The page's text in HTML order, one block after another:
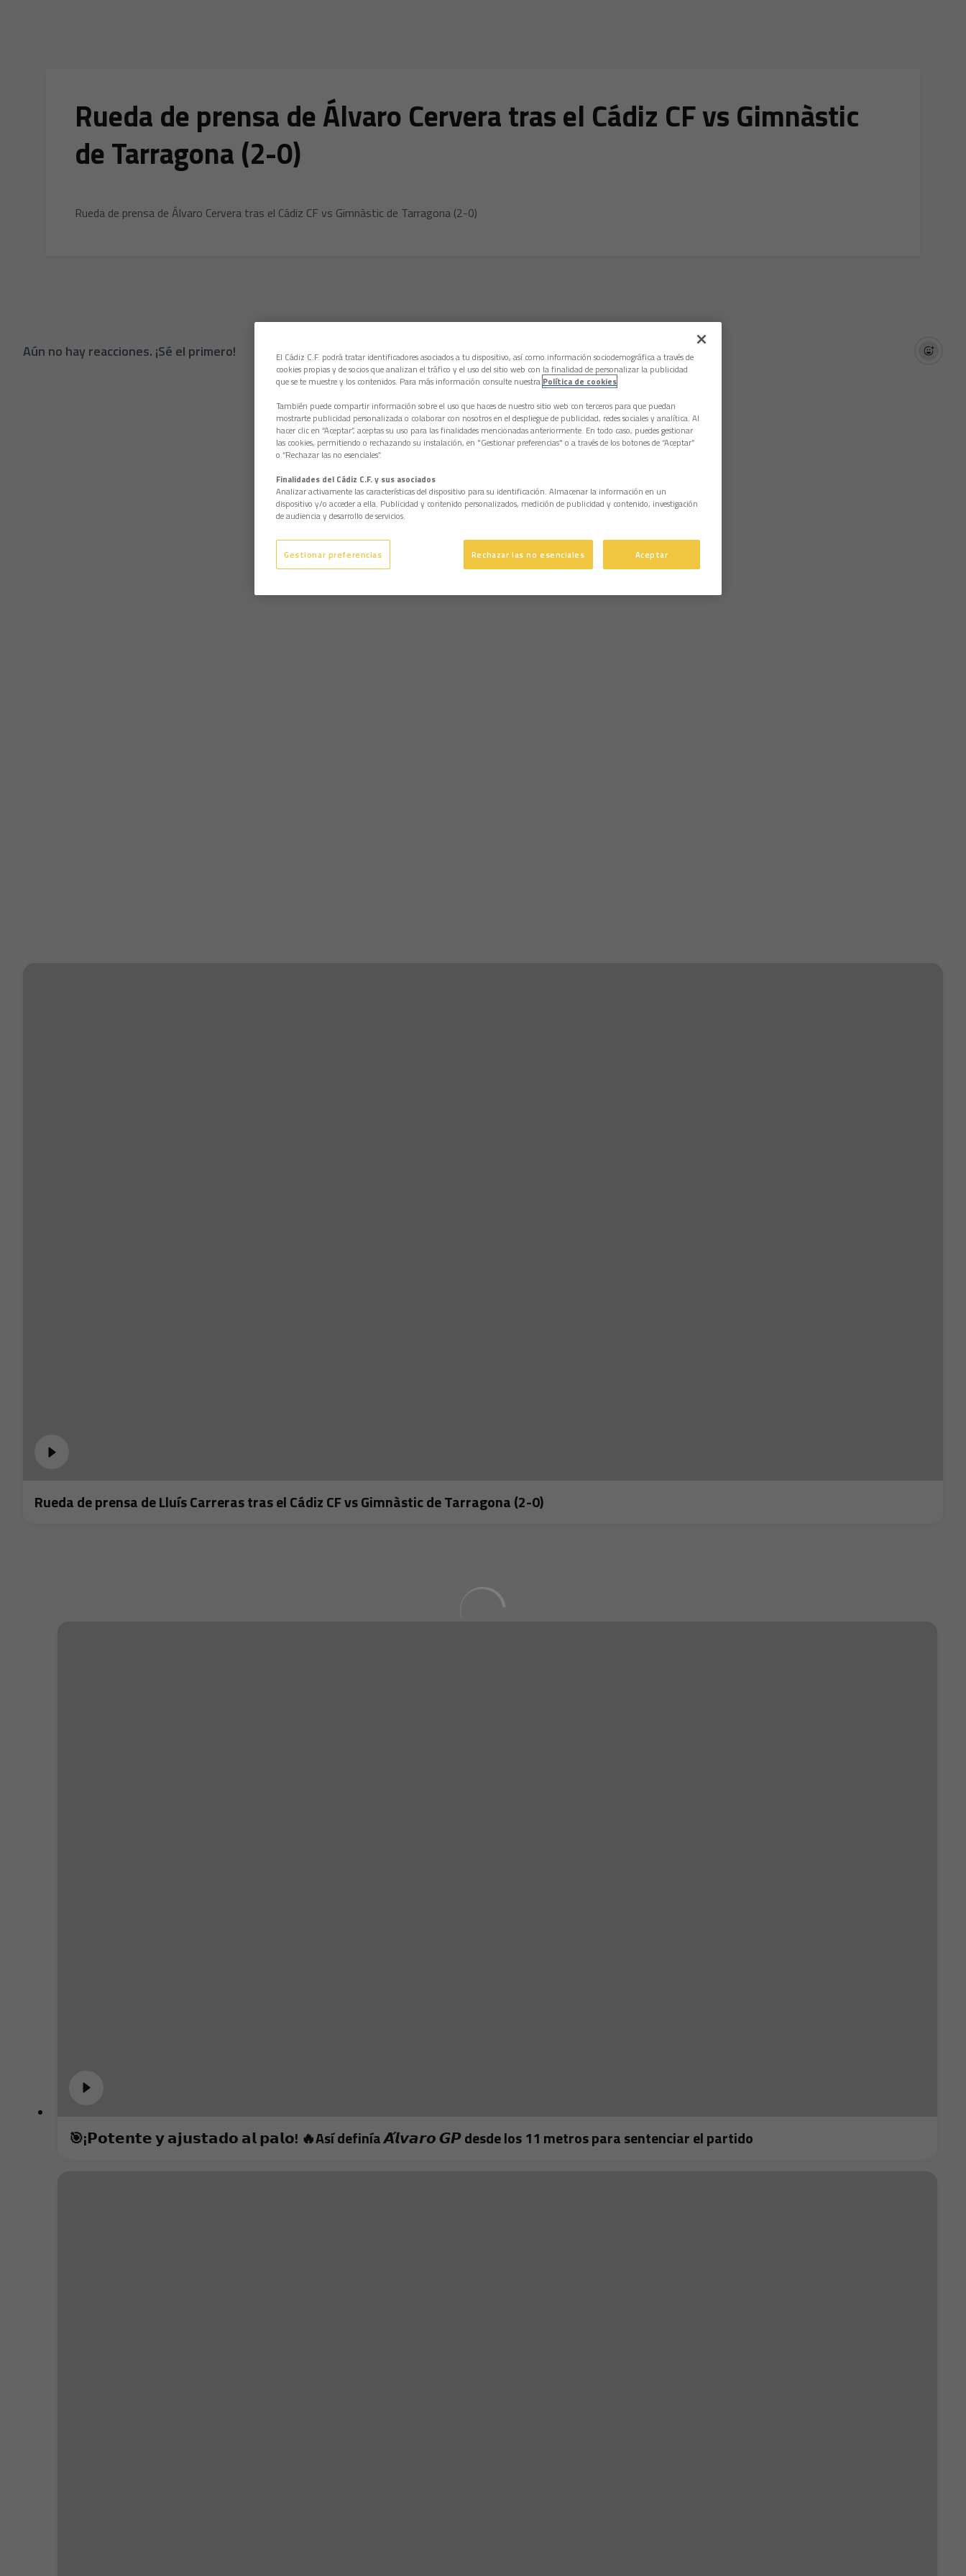
Rueda de prensa de Álvaro Cervera tras el Cádiz CF vs Gimnàstic
de Tarragona (2-0)
Rueda de prensa de Álvaro Cervera tras el Cádiz CF vs Gimnàstic de Tarragona (2-0)
Aún no hay reacciones. ¡Sé el primero!
Rueda de prensa de Lluís Carreras tras el Cádiz CF vs Gimnàstic de Tarragona (2-0)
🎯¡𝗣𝗼𝘁𝗲𝗻𝘁𝗲 𝘆 𝗮𝗷𝘂𝘀𝘁𝗮𝗱𝗼 𝗮𝗹 𝗽𝗮𝗹𝗼! 🔥Así definía 𝘼́𝙡𝙫𝙖𝙧𝙤 𝙂𝙋 desde los 11 metros para sentenciar el partido
El Cádiz C.F. podrá tratar identificadores asociados a tu dispositivo, así como información sociodemográfica a través de
cookies propias y de socios que analizan el tráfico y el uso del sitio web con la finalidad de personalizar la publicidad
que se te muestre y los contenidos. Para más información consulte nuestra Política de cookies
También puede compartir información sobre el uso que haces de nuestro sitio web con terceros para que puedan
mostrarte publicidad personalizada o colaborar con nosotros en el despliegue de publicidad, redes sociales y analítica. Al
hacer clic en “Aceptar”, aceptas su uso para las finalidades mencionadas anteriormente. En todo caso, puedes gestionar
las cookies, permitiendo o rechazando su instalación, en "Gestionar preferencias" o a través de los botones de “Aceptar”
o “Rechazar las no esenciales”.
Finalidades del Cádiz C.F. y sus asociados
Analizar activamente las características del dispositivo para su identificación. Almacenar la información en un
dispositivo y/o acceder a ella. Publicidad y contenido personalizados, medición de publicidad y contenido, investigación
de audiencia y desarrollo de servicios.
Gestionar preferencias Rechazar las no esenciales Aceptar